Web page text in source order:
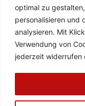
optimal zu
personalisieren und
analysieren. Mit
Verwendung von
jederzeit widerrufen
KONTAKT:
Telefon: 02834 /
De Cabanes-Straße
47638 Straelen